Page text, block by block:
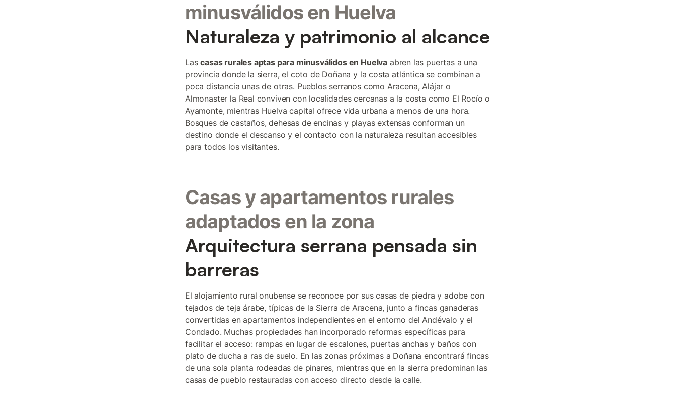
minusválidos en Huelva
Naturaleza y patrimonio al alcance
Lascasas rurales aptas para minusválidos en Huelva abren las puertas a una
provincia donde la sierra, el coto de Doñana y la costa atlántica se combinan a
poca distancia unas de otras. Pueblos serranos como Aracena, Alájar o
Almonaster la Real conviven con localidades cercanas a la costa como El Rocío o
Ayamonte, mientras Huelva capital ofrece vida urbana a menos de una hora.
Bosques de castaños, dehesas de encinas y playas extensas conforman un
destino donde el descanso y el contacto con la naturaleza resultan accesibles
para todos los visitantes.
Casas y apartamentos rurales
adaptados en la zona
Arquitectura serrana pensada sin
barreras
El alojamiento rural onubense se reconoce por sus casas de piedra y adobe con
tejados de teja árabe, típicas de la Sierra de Aracena, junto a fincas ganaderas
convertidas en apartamentos independientes en el entorno del Andévalo y el
Condado. Muchas propiedades han incorporado reformas específicas para
facilitar el acceso: rampas en lugar de escalones, puertas anchas y baños con
plato de ducha a ras de suelo. En las zonas próximas a Doñana encontrará fincas
de una sola planta rodeadas de pinares, mientras que en la sierra predominan las
casas de pueblo restauradas con acceso directo desde la calle.